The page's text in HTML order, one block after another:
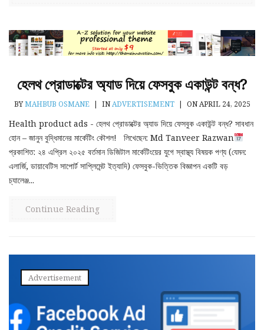
হেলথ প্রোডাক্টের অ্যাড দিয়ে ফেসবুক একাউন্ট বন্ধ?
BYMAHBUB OSMANE | INADVERTISEMENT | ON APRIL 24, 2025
Health product ads - হেলথ প্রোডাক্টের অ্যাড দিয়ে ফেসবুক একাউন্ট বন্ধ? সাবধান
হোন – জানুন বুদ্ধিমানের মার্কেটিং কৌশল! লিখেছেন: Md Tanveer Razwan
প্রকাশিত: ২৪ এপ্রিল ২০২৫ বর্তমান ডিজিটাল মার্কেটিংয়ের যুগে স্বাস্থ্য বিষয়ক পণ্য (যেমন:
এলার্জি, ডায়াবেটিস সাপোর্ট সাপ্লিমেন্ট ইত্যাদি) ফেসবুক-ভিত্তিক বিজ্ঞাপন একটি বড়
চ্যালেঞ্জ...
Continue Reading
Advertisement